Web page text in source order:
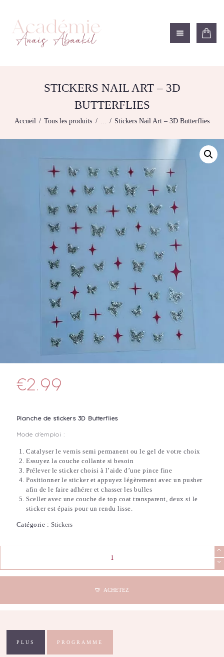
STICKERS NAIL ART – 3D
BUTTERFLIES
Accueil Tous les produits ... Stickers Nail Art – 3D Butterflies
ACADÉMIE ANAÏS ABAAKIL
Formation et shop Indigo
NOS FORMATIONS
FORMATIONS
BOUTIQUE
CONTACTEZ-NOUS
MODÈLE
€2.99
Planche de stickers 3D Butterflies
Mode d’emploi :
Catalyser le vernis semi permanent ou le gel de votre choix
Essuyez la couche collante si besoin
Prélever le sticker choisi à l’aide d’une pince fine
Positionner le sticker et appuyez légèrement avec un pusher
afin de le faire adhérer et chasser les bulles
Sceller avec une couche de top coat transparent, deux si le
sticker est épais pour un rendu lisse.
Catégorie : Stickers
Stickers
ACHETEZ
PLUS PROGRAMME